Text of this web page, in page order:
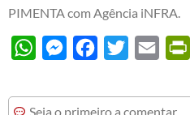
PIMENTA com Agência iNFRA.
WhatsAppMessengerFacebook
Twitter Email
Seja o primeiro a comentar